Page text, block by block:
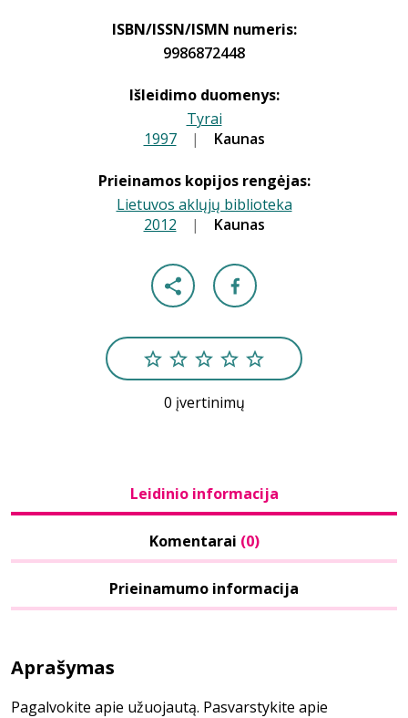
ISBN/ISSN/ISMN numeris:
9986872448
Išleidimo duomenys:
Tyrai
1997 | Kaunas
Prieinamos kopijos rengėjas:
Lietuvos aklųjų biblioteka
2012 | Kaunas
0 įvertinimų
Leidinio informacija
Komentarai (0)
Prieinamumo informacija
Aprašymas
Pagalvokite apie užuojautą. Pasvarstykite apie